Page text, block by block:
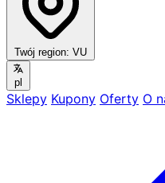
Twój region: VU
pl
Sklepy Kupony Oferty O